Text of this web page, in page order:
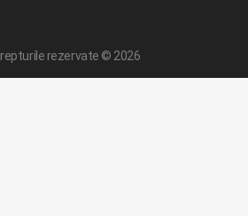
rezervate © 2026